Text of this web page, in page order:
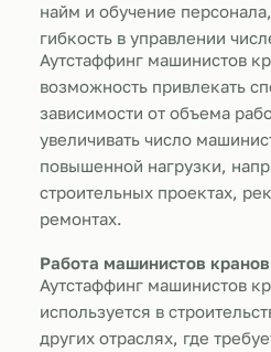
найм и обучение
гибкость в управлении
Аутстаффинг машинистов
возможность привлекать
зависимости от объема
увеличивать число
повышенной нагрузки,
строительных проектах,
ремонтах.
Работа машинистов кранов
Аутстаффинг машинистов
используется в
других отраслях, где